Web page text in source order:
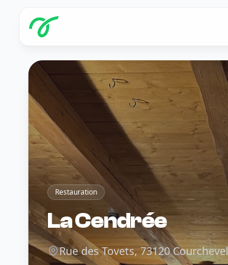
Restauration
La Cendrée
Rue des Tovets, 73120 Courchevel